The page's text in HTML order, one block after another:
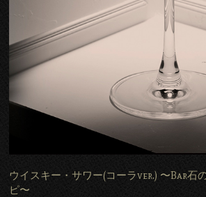
ウイスキー・サワー(コーラver.) 〜Bar石
ピ〜